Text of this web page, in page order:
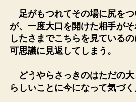
足がもつれてその場に尻をつ
が、一度大口を開けた相手が
したさまでこちらを見ている
可思議に見返してしまう。
どうやらさっきのはただの大
らしいことに今になって気づく